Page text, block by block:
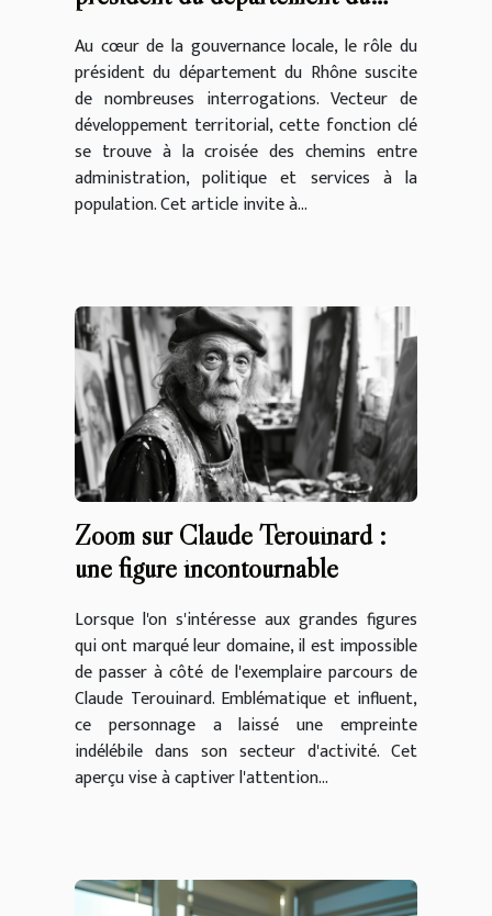
Au cœur de la gouvernance locale, le rôle du
président du département du Rhône suscite
de nombreuses interrogations. Vecteur de
développement territorial, cette fonction clé
se trouve à la croisée des chemins entre
administration, politique et services à la
population. Cet article invite à...
Zoom sur Claude Terouinard :
une figure incontournable
Lorsque l'on s'intéresse aux grandes figures
qui ont marqué leur domaine, il est impossible
de passer à côté de l'exemplaire parcours de
Claude Terouinard. Emblématique et influent,
ce personnage a laissé une empreinte
indélébile dans son secteur d'activité. Cet
aperçu vise à captiver l'attention...